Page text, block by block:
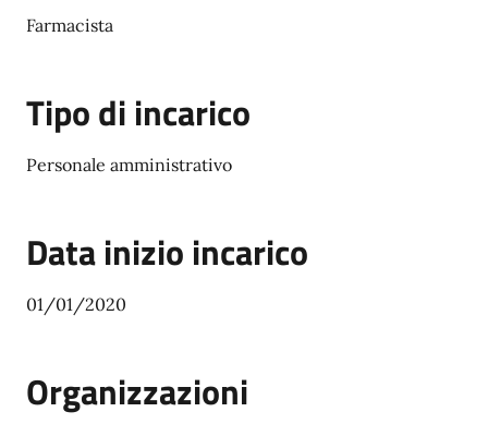
Farmacista
Tipo di incarico
Personale amministrativo
Data inizio incarico
01/01/2020
Organizzazioni